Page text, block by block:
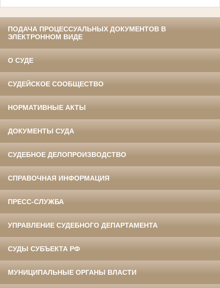
ПОДАЧА ПРОЦЕССУАЛЬНЫХ ДОКУМЕНТОВ В
ЭЛЕКТРОННОМ ВИДЕ
О СУДЕ
СУДЕЙСКОЕ СООБЩЕСТВО
НОРМАТИВНЫЕ АКТЫ
ДОКУМЕНТЫ СУДА
СУДЕБНОЕ ДЕЛОПРОИЗВОДСТВО
СПРАВОЧНАЯ ИНФОРМАЦИЯ
ПРЕСС-СЛУЖБА
УПРАВЛЕНИЕ СУДЕБНОГО ДЕПАРТАМЕНТА
СУДЫ СУБЪЕКТА РФ
МУНИЦИПАЛЬНЫЕ ОРГАНЫ ВЛАСТИ